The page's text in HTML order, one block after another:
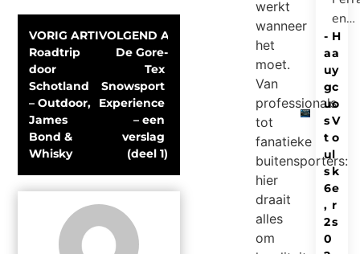
VORIG ARTIKEL
Roadtrip
door
Schotland
– Outdoor,
James
Bond &
Whisky
VOLGEND ARTIKEL
De Gore-
Tex
Snowsport
Experience
– een
verslag
(deel 1)
werkt
wanneer
het
moet.
Van
professionals
tot
fanatieke
buitensporters:
hier
draait
alles
om
en…
H
a
y
c
o
V
o
l
k
e
r
s
-
a
u
g
u
s
t
u
s
6
,
2
0